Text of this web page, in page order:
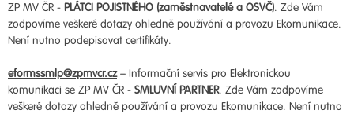
ZP MV ČR - PLÁTCI POJISTNÉHO (zaměstnavatelé a OSVČ). Zde Vám
zodpovíme veškeré dotazy ohledně používání a provozu Ekomunikace.
Není nutno podepisovat certifikáty.
eformssmlp@zpmvcr.cz– Informační servis pro Elektronickou
komunikaci se ZP MV ČR - SMLUVNÍ PARTNER. Zde Vám zodpovíme
veškeré dotazy ohledně používání a provozu Ekomunikace. Není nutno